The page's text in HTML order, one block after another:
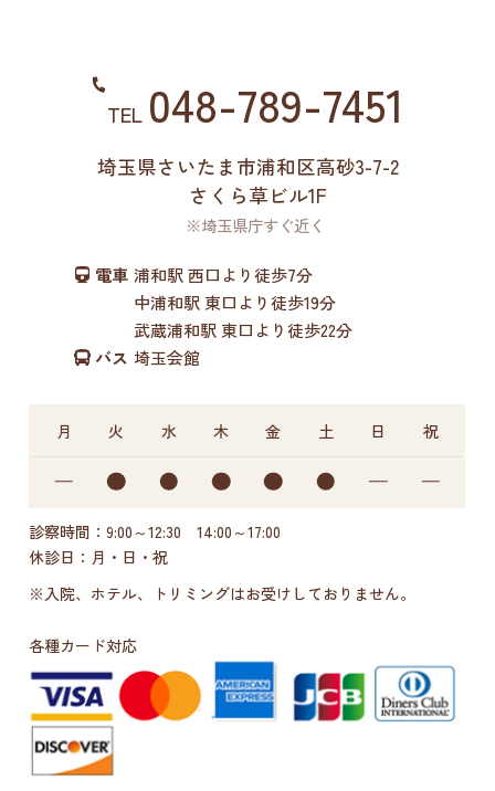
TEL 048-789-7451
埼玉県さいたま市浦和区高砂3-7-2
さくら草ビル1F
※埼玉県庁すぐ近く
電車 浦和駅 西口より徒歩7分
中浦和駅 東口より徒歩19分
武蔵浦和駅 東口より徒歩22分
バス 埼玉会館
月 火 水 木 金 土 日 祝
診察時間：9:00～12:30 14:00～17:00
休診日：月・日・祝
※入院、ホテル、トリミングはお受けしておりません。
各種カード対応